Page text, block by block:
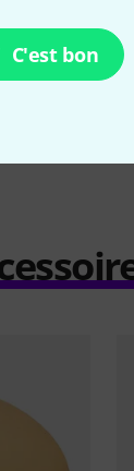
C'est bon